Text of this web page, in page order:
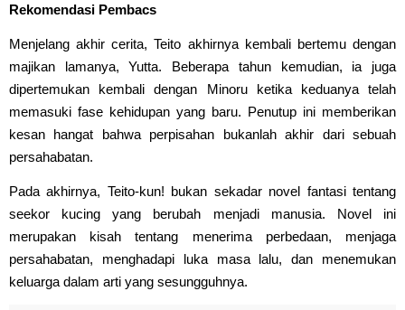
Rekomendasi Pembacs
Menjelang akhir cerita, Teito akhirnya kembali bertemu dengan
majikan lamanya, Yutta. Beberapa tahun kemudian, ia juga
dipertemukan kembali dengan Minoru ketika keduanya telah
memasuki fase kehidupan yang baru. Penutup ini memberikan
kesan hangat bahwa perpisahan bukanlah akhir dari sebuah
persahabatan.
Pada akhirnya, Teito-kun! bukan sekadar novel fantasi tentang
seekor kucing yang berubah menjadi manusia. Novel ini
merupakan kisah tentang menerima perbedaan, menjaga
persahabatan, menghadapi luka masa lalu, dan menemukan
keluarga dalam arti yang sesungguhnya.